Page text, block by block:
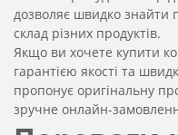
дозволяє швидко знайти
склад різних продуктів.
Якщо ви хочете купити
гарантією якості та
пропонує оригінальну
зручне онлайн-